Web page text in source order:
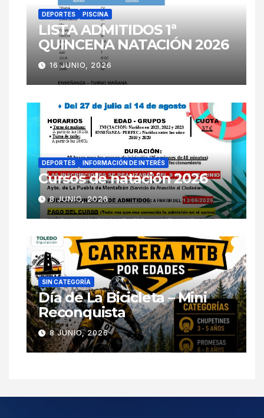
DEPORTES PISCINA
LISTA ADMITIDOS 1ª
QUINCENA NATACIÓN 2026
16 JUNIO, 2026
DEPORTES INFORMACIÓN DE INTERÉS
Cursos de natación 2026
8 JUNIO, 2026
SIN CATEGORÍA
Día de La Bicicleta – Mini
Reconquista
8 JUNIO, 2026